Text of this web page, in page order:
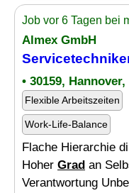
Job vor 6 Tagen bei
Almex GmbH
• 30159,
Flexible Arbeitszeiten
Work-Life-Balance
Flache Hierarchie
Hoher Grad an
Verantwortung